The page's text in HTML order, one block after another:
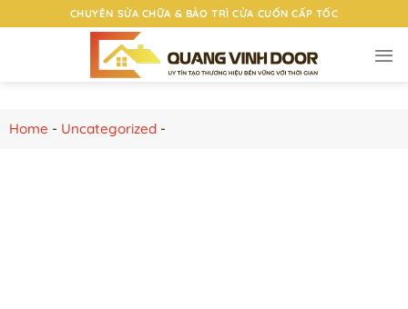
đến
CHUYÊN SỬA CHỮA & BẢO TRÌ CỬA CUỐN CẤP TỐC
Home - Uncategorized -